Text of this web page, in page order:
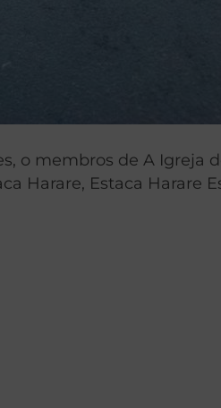
o membros de A
Harare, Estaca Harare